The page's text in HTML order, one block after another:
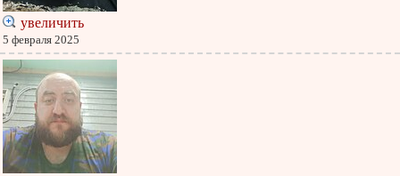
увеличить
5 февраля 2025